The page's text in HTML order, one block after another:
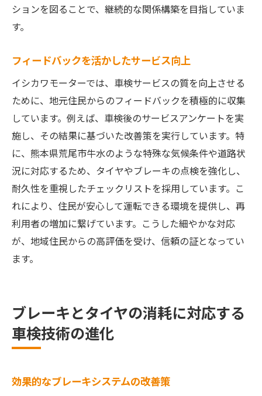
ションを図ることで、継続的な関係構築を目指していま
す。
フィードバックを活かしたサービス向上
イシカワモーターでは、車検サービスの質を向上させる
ために、地元住民からのフィードバックを積極的に収集
しています。例えば、車検後のサービスアンケートを実
施し、その結果に基づいた改善策を実行しています。特
に、熊本県荒尾市牛水のような特殊な気候条件や道路状
況に対応するため、タイヤやブレーキの点検を強化し、
耐久性を重視したチェックリストを採用しています。こ
れにより、住民が安心して運転できる環境を提供し、再
利用者の増加に繋げています。こうした細やかな対応
が、地域住民からの高評価を受け、信頼の証となってい
ます。
ブレーキとタイヤの消耗に対応する
車検技術の進化
効果的なブレーキシステムの改善策